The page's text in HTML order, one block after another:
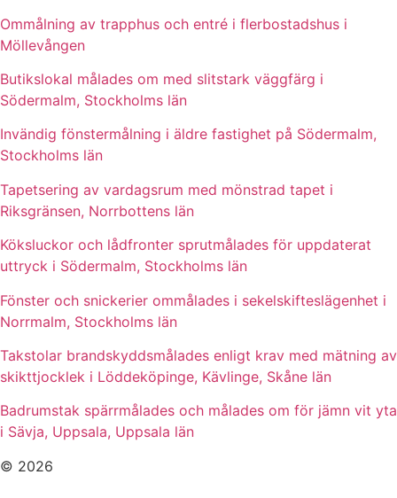
Ommålning av trapphus och entré i flerbostadshus i
Möllevången
Butikslokal målades om med slitstark väggfärg i
Södermalm, Stockholms län
Invändig fönstermålning i äldre fastighet på Södermalm,
Stockholms län
Tapetsering av vardagsrum med mönstrad tapet i
Riksgränsen, Norrbottens län
Köksluckor och lådfronter sprutmålades för uppdaterat
uttryck i Södermalm, Stockholms län
Fönster och snickerier ommålades i sekelskifteslägenhet i
Norrmalm, Stockholms län
Takstolar brandskyddsmålades enligt krav med mätning av
skikttjocklek i Löddeköpinge, Kävlinge, Skåne län
Badrumstak spärrmålades och målades om för jämn vit yta
i Sävja, Uppsala, Uppsala län
© 2026